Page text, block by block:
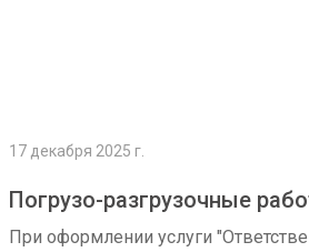
17 декабря 2025 г.
Погрузо-разгрузочные
При оформлении услуги